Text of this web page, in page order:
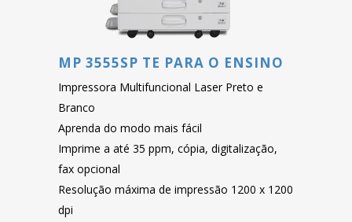
MP 3555SP TE PARA O ENSINO
Impressora Multifuncional Laser Preto e
Branco
Aprenda do modo mais fácil
Imprime a até 35 ppm, cópia, digitalização,
fax opcional
Resolução máxima de impressão 1200 x 1200
dpi